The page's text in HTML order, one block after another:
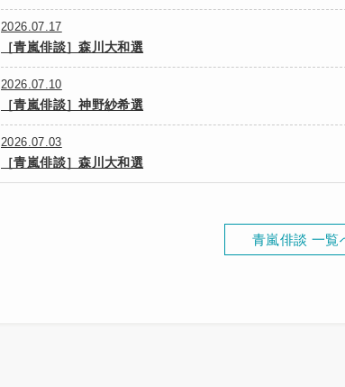
2026.07.17
［青嵐俳談］森川大和選
2026.07.10
［青嵐俳談］神野紗希選
2026.07.03
［青嵐俳談］森川大和選
青嵐俳談 一覧